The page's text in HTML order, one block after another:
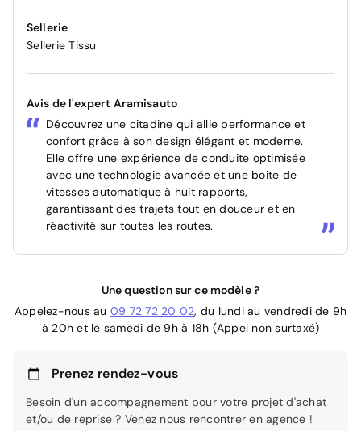
Sellerie
Sellerie Tissu
Avis de l'expert Aramisauto
Découvrez une citadine qui allie performance et
confort grâce à son design élégant et moderne.
Elle offre une expérience de conduite optimisée
avec une technologie avancée et une boite de
vitesses automatique à huit rapports,
garantissant des trajets tout en douceur et en
réactivité sur toutes les routes.
Une question sur ce modèle ?
Appelez-nous au 09 72 72 20 02, du lundi au vendredi de 9h
à 20h et le samedi de 9h à 18h (Appel non surtaxé)
Prenez rendez-vous
Besoin d'un accompagnement pour votre projet d'achat
et/ou de reprise ? Venez nous rencontrer en agence !